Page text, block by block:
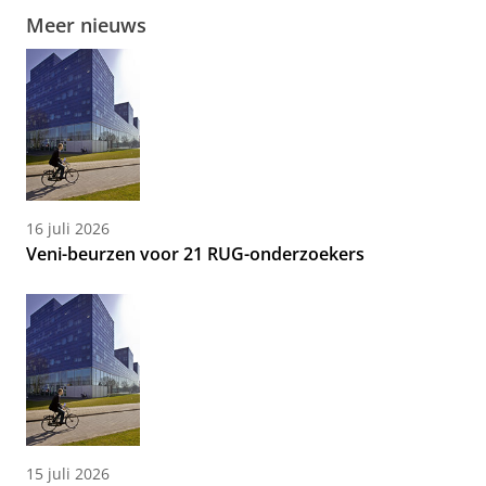
Meer nieuws
16 juli 2026
Veni-beurzen voor 21 RUG-onderzoekers
15 juli 2026